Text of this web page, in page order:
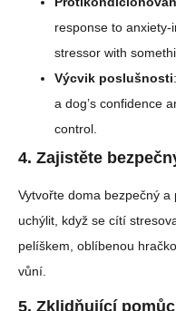
response to
stressor with
Výcvik poslušnosti
a dog’s confidence
control.
4. Zajistěte
Vytvořte doma bezpečný
uchýlit, když se cítí
pelíškem, oblíbenou
vůní.
5. Zklidňující